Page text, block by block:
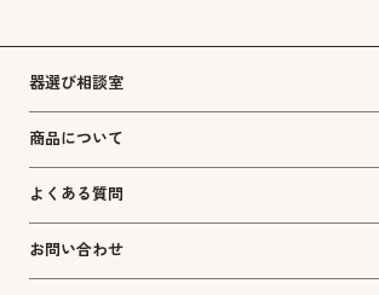
器選び相談室
商品について
よくある質問
お問い合わせ